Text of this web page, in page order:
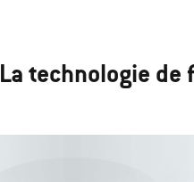
La technologie de